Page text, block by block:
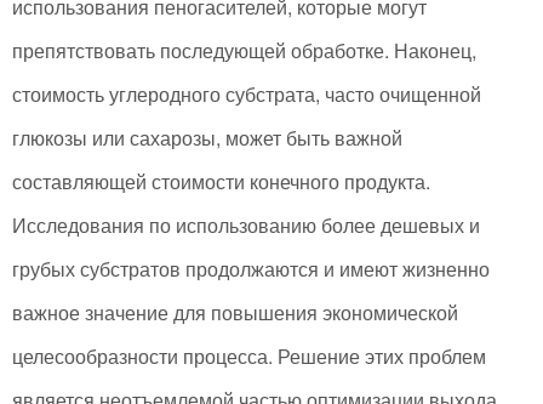
использования пеногасителей, которые могут
препятствовать последующей обработке. Наконец,
стоимость углеродного субстрата, часто очищенной
глюкозы или сахарозы, может быть важной
составляющей стоимости конечного продукта.
Исследования по использованию более дешевых и
грубых субстратов продолжаются и имеют жизненно
важное значение для повышения экономической
целесообразности процесса. Решение этих проблем